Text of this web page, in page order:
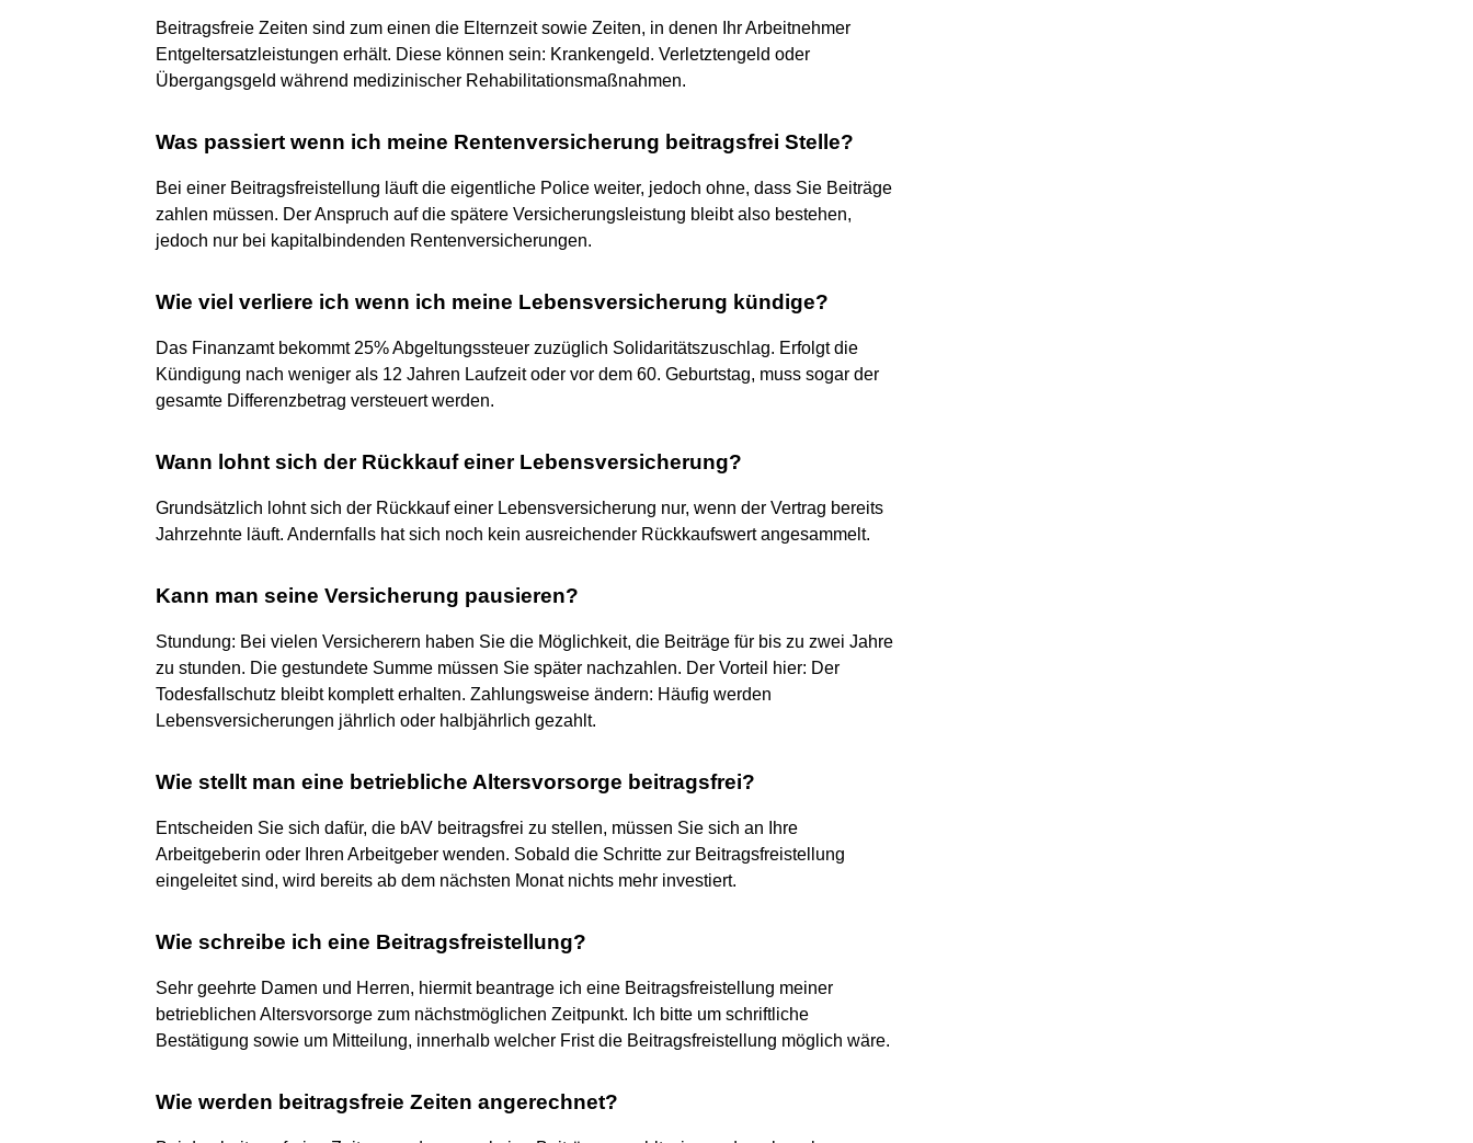
Beitragsfreie Zeiten sind zum einen die Elternzeit sowie Zeiten, in denen Ihr Arbeitnehmer
Entgeltersatzleistungen erhält. Diese können sein: Krankengeld. Verletztengeld oder
Übergangsgeld während medizinischer Rehabilitationsmaßnahmen.
Was passiert wenn ich meine Rentenversicherung beitragsfrei Stelle?
Bei einer Beitragsfreistellung läuft die eigentliche Police weiter, jedoch ohne, dass Sie Beiträge
zahlen müssen. Der Anspruch auf die spätere Versicherungsleistung bleibt also bestehen,
jedoch nur bei kapitalbindenden Rentenversicherungen.
Wie viel verliere ich wenn ich meine Lebensversicherung kündige?
Das Finanzamt bekommt 25% Abgeltungssteuer zuzüglich Solidaritätszuschlag. Erfolgt die
Kündigung nach weniger als 12 Jahren Laufzeit oder vor dem 60. Geburtstag, muss sogar der
gesamte Differenzbetrag versteuert werden.
Wann lohnt sich der Rückkauf einer Lebensversicherung?
Grundsätzlich lohnt sich der Rückkauf einer Lebensversicherung nur, wenn der Vertrag bereits
Jahrzehnte läuft. Andernfalls hat sich noch kein ausreichender Rückkaufswert angesammelt.
Kann man seine Versicherung pausieren?
Stundung: Bei vielen Versicherern haben Sie die Möglichkeit, die Beiträge für bis zu zwei Jahre
zu stunden. Die gestundete Summe müssen Sie später nachzahlen. Der Vorteil hier: Der
Todesfallschutz bleibt komplett erhalten. Zahlungsweise ändern: Häufig werden
Lebensversicherungen jährlich oder halbjährlich gezahlt.
Wie stellt man eine betriebliche Altersvorsorge beitragsfrei?
Entscheiden Sie sich dafür, die bAV beitragsfrei zu stellen, müssen Sie sich an Ihre
Arbeitgeberin oder Ihren Arbeitgeber wenden. Sobald die Schritte zur Beitragsfreistellung
eingeleitet sind, wird bereits ab dem nächsten Monat nichts mehr investiert.
Wie schreibe ich eine Beitragsfreistellung?
Sehr geehrte Damen und Herren, hiermit beantrage ich eine Beitragsfreistellung meiner
betrieblichen Altersvorsorge zum nächstmöglichen Zeitpunkt. Ich bitte um schriftliche
Bestätigung sowie um Mitteilung, innerhalb welcher Frist die Beitragsfreistellung möglich wäre.
Wie werden beitragsfreie Zeiten angerechnet?